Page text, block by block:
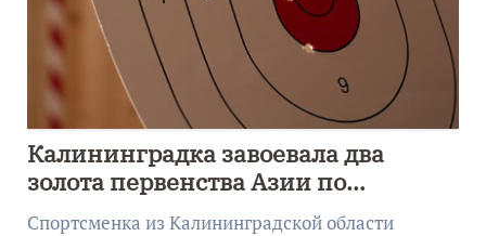
Калининградка завоевала два
золота первенства Азии по
метанию ножа
Спортсменка из Калининградской области